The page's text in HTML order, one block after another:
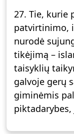
27. Tie, kurie
patvirtinimo,
nurodė
tikėjimą –
taisyklių
galvoje gerų
giminėmis